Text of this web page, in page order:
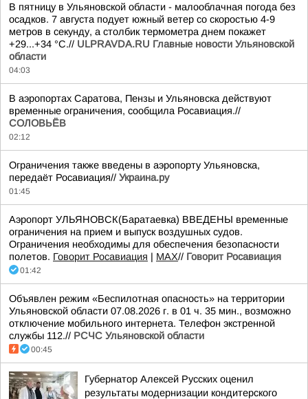
В пятницу в Ульяновской области - малооблачная погода без
осадков. 7 августа подует южный ветер со скоростью 4-9
метров в секунду, а столбик термометра днем покажет
+29...+34 °C.// ULPRAVDA.RU Главные новости Ульяновской
области
04:03
В аэропортах Саратова, Пензы и Ульяновска действуют
временные ограничения, сообщила Росавиация.//
СОЛОВЬЁВ
02:12
Ограничения также введены в аэропорту Ульяновска,
передаёт Росавиация// Украина.ру
01:45
Аэропорт УЛЬЯНОВСК(Баратаевка) ВВЕДЕНЫ временные
ограничения на прием и выпуск воздушных судов.
Ограничения необходимы для обеспечения безопасности
полетов. Говорит Росавиация | MАХ// Говорит Росавиация
01:42
Объявлен режим «Беспилотная опасность» на территории
Ульяновской области 07.08.2026 г. в 01 ч. 35 мин., возможно
отключение мобильного интернета. Телефон экстренной
службы 112.// РСЧС Ульяновской области
00:45
Губернатор Алексей Русских оценил
результаты модернизации кондитерского